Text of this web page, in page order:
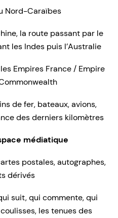
Nord-Caraïbes
la route passant par le
les Indes puis l’Australie
Empires France / Empire
de fer, bateaux, avions,
des derniers kilomètres
médiatique
postales, autographes,
dérivés
suit, qui commente, qui
les tenues des